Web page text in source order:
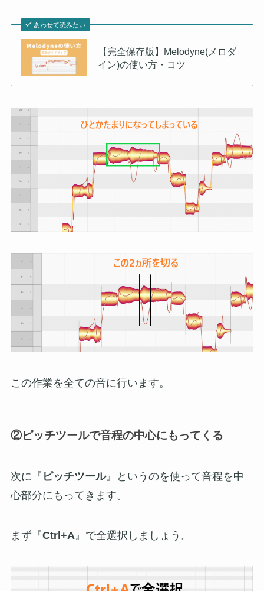
あわせて読みたい
【完全保存版】Melodyne(メロダ
イン)の使い方・コツ
この作業を全ての音に行います。
②ピッチツールで音程の中心にもってくる
次に『 ピッチツール』というのを使って音程を中
心部分にもってきます。
まず『Ctrl+A 』で全選択しましょう。